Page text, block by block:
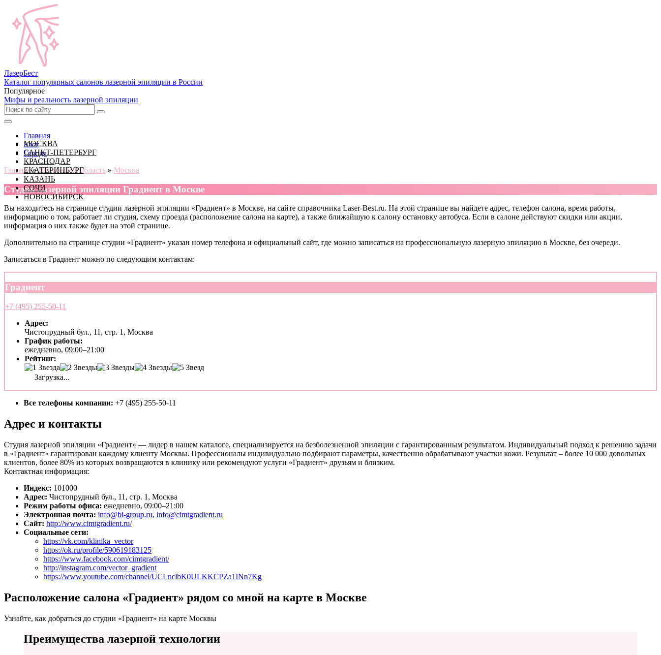
ЛазерБест
Каталог популярных салонов лазерной эпиляции в России
Популярное
Мифы и реальность лазерной эпиляции
МОСКВА
САНКТ-ПЕТЕРБУРГ
КРАСНОДАР
ЕКАТЕРИНБУРГ
КАЗАНЬ
СОЧИ
НОВОСИБИРСК
Главная
Блог
Города
Главная » Московская область » Москва
Cтудия лазерной эпиляции Градиент в Москве
Вы находитесь на странице студии лазерной эпиляции «Градиент» в Москве, на сайте справочника Laser-Best.ru. На этой странице вы найдете адрес, телефон салона, время работы,
информацию о том, работает ли студия, схему проезда (расположение салона на карте), а также ближайшую к салону остановку автобуса. Если в салоне действуют скидки или акции,
информация о них также будет на этой странице.
Дополнительно на странице студии «Градиент» указан номер телефона и официальный сайт, где можно записаться на профессиональную лазерную эпиляцию в Москве, без очереди.
Записаться в Градиент можно по следующим контактам:
Градиент
+7 (495) 255-50-11
Адрес:
Чистопрудный бул., 11, стр. 1, Москва
График работы:
ежедневно, 09:00–21:00
Рейтинг:
Загрузка...
Все телефоны компании: +7 (495) 255-50-11
Адрес и контакты
Студия лазерной эпиляции «Градиент» — лидер в нашем каталоге, специализируется на безболезненной эпиляции с гарантированным результатом. Индивидуальный подход к решению задачи
в «Градиент» гарантирован каждому клиенту Москвы. Профессионалы индивидуально подбирают параметры, качественно обрабатывают участки кожи. Результат – более 10 000 довольных
клиентов, более 80% из которых возвращаются в клинику или рекомендуют услуги «Градиент» друзьям и близким.
Контактная информация:
Индекс: 101000
Адрес: Чистопрудный бул., 11, стр. 1, Москва
Режим работы офиса: ежедневно, 09:00–21:00
Электронная почта: info@bi-group.ru, info@cimtgradient.ru
Сайт: http://www.cimtgradient.ru/
Социальные сети:
https://vk.com/klinika_vector
https://ok.ru/profile/590619183125
https://www.facebook.com/cimtgradient/
http://instagram.com/vector_gradient
https://www.youtube.com/channel/UCLnclbK0ULKKCPZa1INn7Kg
Расположение салона «Градиент» рядом со мной на карте в Москве
Узнайте, как добраться до студии «Градиент» на карте Москвы
Преимущества лазерной технологии